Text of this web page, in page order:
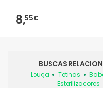
8,55€
BUSCAS
Louça Tetinas
Esterilizadores